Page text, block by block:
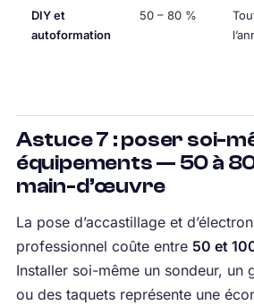
DIY et
autoformation
50 – 80 %
Astuce 7 : poser soi-
équipements — 50 à
main-d’œuvre
La pose d’accastillage et
professionnel coûte entre 50 et
Installer soi-même un sondeur, un
ou des taquets représente une